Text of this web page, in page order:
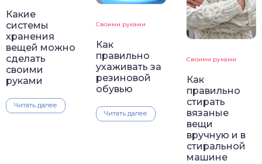
Какие
системы
хранения
вещей можно
сделать
своими
руками
Читать далее
Своими руками
Как
правильно
ухаживать за
резиновой
обувью
Читать далее
Своими руками
Как
правильно
стирать
вязаные
вещи
вручную и в
стиральной
машине